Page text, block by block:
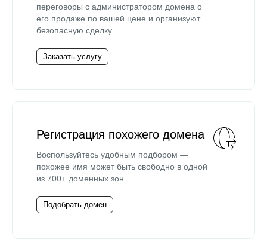
переговоры с администратором домена о
его продаже по вашей цене и организуют
безопасную сделку.
Заказать услугу
Регистрация похожего домена
Воспользуйтесь удобным подбором —
похожее имя может быть свободно в одной
из 700+ доменных зон.
Подобрать домен